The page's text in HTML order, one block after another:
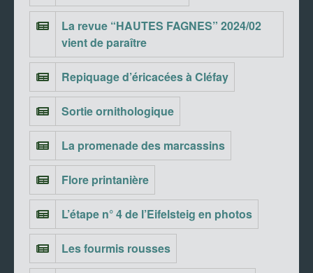
La revue “HAUTES FAGNES” 2024/02
vient de paraître
Repiquage d’éricacées à Cléfay
Sortie ornithologique
La promenade des marcassins
Flore printanière
L’étape n° 4 de l’Eifelsteig en photos
Les fourmis rousses